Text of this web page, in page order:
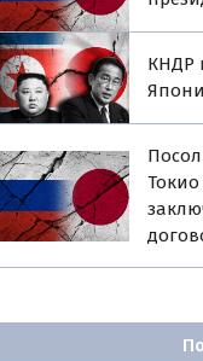
КНДР